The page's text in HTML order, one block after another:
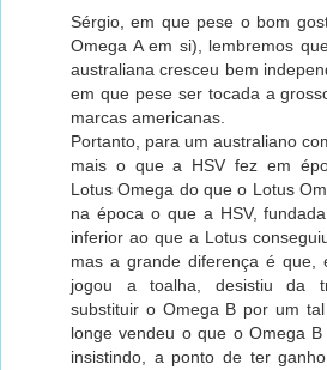
Sérgio, em que pese o bom
Omega A em si), lembremos
australiana cresceu bem
em que pese ser tocada a
marcas americanas.
Portanto, para um australiano
mais o que a HSV fez em
Lotus Omega do que o Lotus
na época o que a HSV,
inferior ao que a Lotus
mas a grande diferença é que,
jogou a toalha, desistiu da
substituir o Omega B por um
longe vendeu o que o Omega
insistindo, a ponto de ter